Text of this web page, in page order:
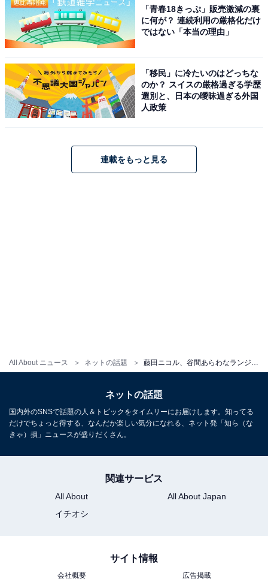
All About ニュース ネットの話題 藤田ニコル、谷間あらわなランジェリー姿を披露！ 下着ブランドのモデルショットに「スタイル良すぎ」反響
「青春18きっぷ」販売激減の裏
に何が？ 連続利用の厳格化だけ
ではない「本当の理由」
「移民」に冷たいのはどっちな
のか？ スイスの厳格過ぎる学歴
選別と、日本の曖昧過ぎる外国
人政策
連載をもっと見る
ネットの話題
国内外のSNSで話題の人＆トピックをタイムリーにお届けします。知ってる
だけでちょっと得する、なんだか楽しい気分になれる、ネット発「知ら（な
きゃ）損」ニュースが盛りだくさん。
関連サービス
All About
All About Japan
イチオシ
サイト情報
会社概要 広告掲載